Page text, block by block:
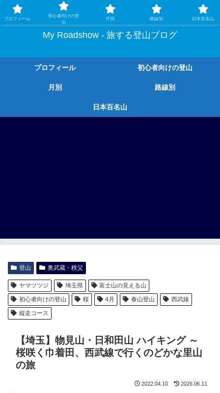
ガチ登山ではなく、グルメや温泉、観光もする旅する登山
My Roadshow - 旅する登山ブログ
プロフィール 初心者向けの登山
月別 路線別
日本百名山
登山 奥武蔵・秩父
ヤマツツジ 埼玉県
富士山の見える山
初心者向けの登山
桜 4月 春山登山
西武線
縦走コース
【埼玉】物見山・日和田山 ハイキング ～
桜咲く巾着田、西武線で行くのどかな里山
の旅
2022.04.10 2026.06.11
プロフィール
初心者向けの登
山
月別 路線別 日本百名山